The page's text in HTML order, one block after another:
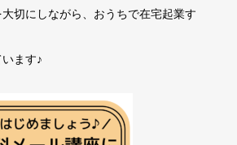
大切にしながら、おうちで在宅起業す
ます♪